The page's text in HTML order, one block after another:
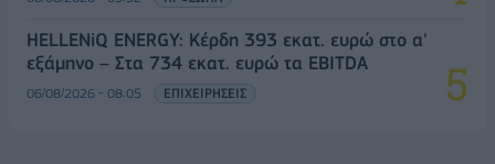
HELLENiQ ENERGY: Κέρδη 393 εκατ. ευρώ στο α'
εξάμηνο – Στα 734 εκατ. ευρώ τα EBITDA
06/08/2026 - 08:05 ΕΠΙΧΕΙΡΗΣΕΙΣ